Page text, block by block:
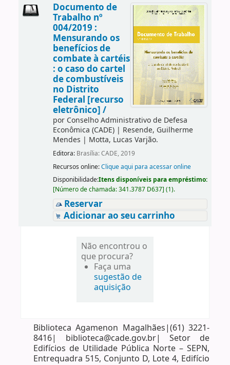
Documento de
Trabalho nº
004/2019 :
Mensurando os
benefícios de
combate à cartéis
: o caso do cartel
de combustíveis
no Distrito
Federal [recurso
eletrônico] /
por Conselho Administrativo de Defesa
Econômica (CADE)| Resende, Guilherme
Mendes | Motta, Lucas Varjão.
Editora: Brasília: CADE, 2019
Recursos online:Clique aqui para acessar online
Disponibilidade:Itens disponíveis para empréstimo:
[Número de chamada:341.3787 D637] (1).
Reservar
Adicionar ao seu carrinho
Não encontrou o
que procura?
Faça uma
sugestão de
aquisição
Biblioteca Agamenon Magalhães|(61) 3221-
8416| biblioteca@cade.gov.br| Setor de
Edifícios de Utilidade Pública Norte – SEPN,
Entrequadra 515, Conjunto D, Lote 4, Edifício